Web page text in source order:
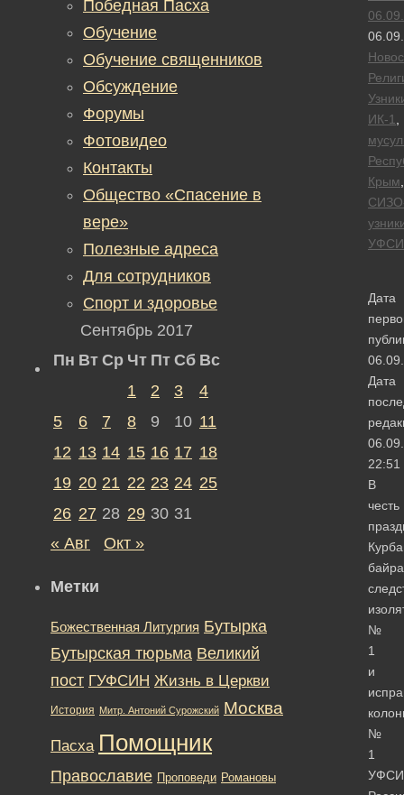
ИК-1
Крым
Дата
Дата
22:51
В
честь
№
1
и
№
1
Победная Пасха
Обучение
Обучение священников
Обсуждение
Форумы
Фотовидео
Контакты
Общество «Спасение в
вере»
Полезные адреса
Для сотрудников
Спорт и здоровье
Сентябрь 2017
Пн Вт Ср Чт Пт Сб Вс
1
2 3
4
5
6 7 8 9 10 11
12 13 14 15 16 17 18
19 20 21 22 23 24 25
26 27 28 29 30 31
« Авг
Окт »
Метки
Божественная Литургия Бутырка
Бутырская тюрьма Великий
пост ГУФСИН Жизнь в Церкви
История Митр. Антоний Сурожский Москва
Пасха Помощник
Православие Проповеди Романовы